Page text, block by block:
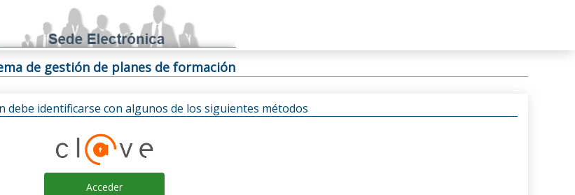
de gestión de planes de formación
debe identificarse con algunos de los siguientes métodos
Acceder